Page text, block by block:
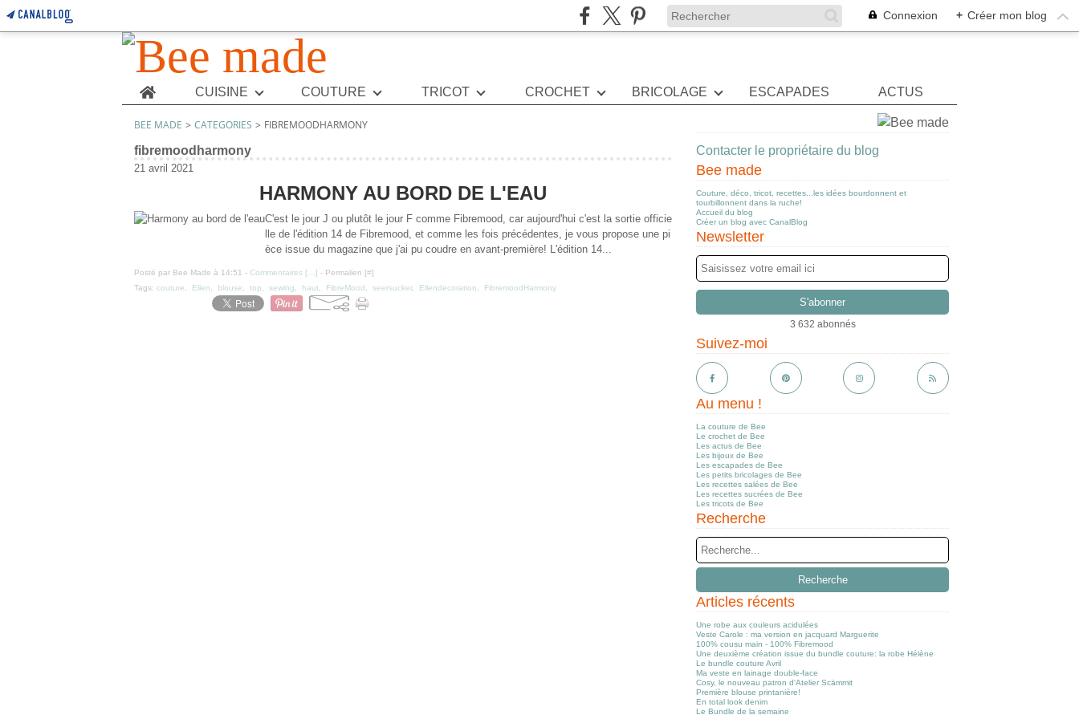
Connexion + Créer mon blog
Home CUISINE COUTURE TRICOT CROCHET BRICOLAGE ESCAPADES ACTUS
BEE MADE > CATEGORIES > FIBREMOODHARMONY
fibremoodharmony
21 avril 2021
HARMONY AU BORD DE L'EAU
C'est le jour J ou plutôt le jour F comme Fibremood, car aujourd'hui c'est la sortie officie
lle de l'édition 14 de Fibremood, et comme les fois précédentes, je vous propose une pi
èce issue du magazine que j'ai pu coudre en avant-première! L'édition 14...
Posté par Bee Made à 14:51 - Commentaires [ ] - Permalien [#]
Tags: couture Ellen blouse top sewing haut FibreMood seersucker, Ellendecoration FibremoodHarmony
Contacter le propriétaire du blog
Bee made
Couture, déco, tricot, recettes...les idées bourdonnent et
tourbillonnent dans la ruche!
Accueil du blog
Créer un blog avec CanalBlog
Newsletter
3 632 abonnés
Suivez-moi
Au menu !
La couture de Bee
Le crochet de Bee
Les actus de Bee
Les bijoux de Bee
Les escapades de Bee
Les petits bricolages de Bee
Les recettes salées de Bee
Les recettes sucrées de Bee
Les tricots de Bee
Recherche
Articles récents
Une robe aux couleurs acidulées
Veste Carole : ma version en jacquard Marguerite
100% cousu main - 100% Fibremood
Une deuxième création issue du bundle couture: la robe Hélène
Le bundle couture Avril
Ma veste en lainage double-face
Cosy, le nouveau patron d'Atelier Scämmit
Première blouse printanière!
En total look denim
Le Bundle de la semaine